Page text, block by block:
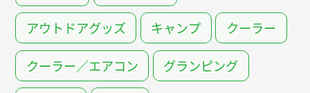
アウトドアグッズ キャンプ クーラー
クーラー／エアコン グランピング